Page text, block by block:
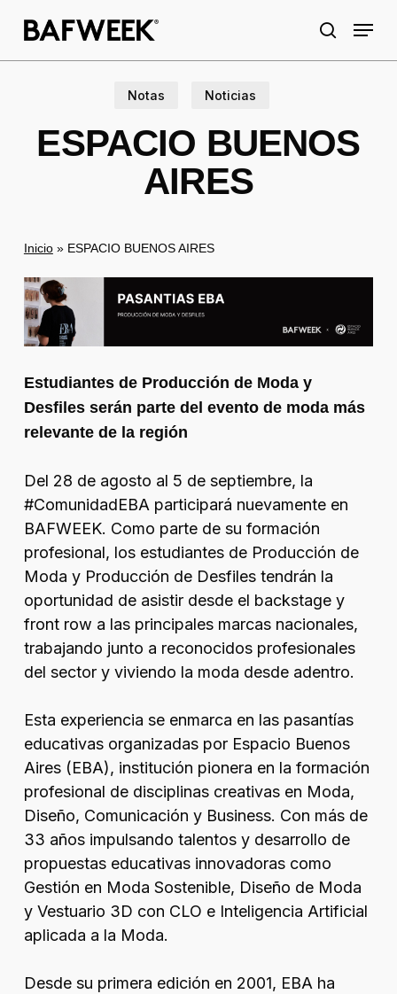
search
Menu
Notas Noticias
ESPACIO BUENOS
AIRES
Inicio» ESPACIO BUENOS AIRES
Estudiantes de Producción de Moda y
Desfiles serán parte del evento de moda más
relevante de la región
Del 28 de agosto al 5 de septiembre, la
#ComunidadEBA participará nuevamente en
BAFWEEK. Como parte de su formación
profesional, los estudiantes de Producción de
Moda y Producción de Desfilestendrán la
oportunidad de asistir desde el backstage y
front row a las principales marcas nacionales,
trabajando junto a reconocidos profesionales
del sector y viviendo la moda desde adentro.
Esta experiencia se enmarca en las pasantías
educativas organizadas por Espacio Buenos
Aires (EBA), institución pionera en la formación
profesional de disciplinas creativas en Moda,
Diseño, Comunicación y Business. Con más de
33 años impulsando talentos y desarrollo de
propuestas educativas innovadoras como
Gestión en Moda Sostenible, Diseño de Moda
y Vestuario 3D con CLO e Inteligencia Artificial
aplicada a la Moda.
Desde su primera edición en 2001, EBA ha